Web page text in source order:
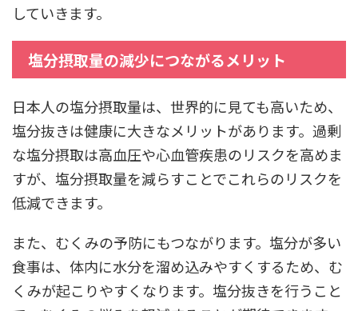
していきます。
塩分摂取量の減少につながるメリット
日本人の塩分摂取量は、世界的に見ても高いため、
塩分抜きは健康に大きなメリットがあります。過剰
な塩分摂取は高血圧や心血管疾患のリスクを高めま
すが、塩分摂取量を減らすことでこれらのリスクを
低減できます。
また、むくみの予防にもつながります。塩分が多い
食事は、体内に水分を溜め込みやすくするため、む
くみが起こりやすくなります。塩分抜きを行うこと